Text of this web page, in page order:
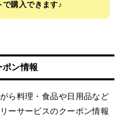
で購入できます♪
ン情報
ら料理・食品や日用品など
ーサービスのクーポン情報